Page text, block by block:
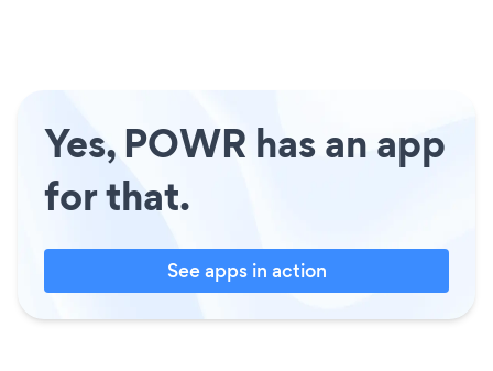
Yes, POWR has an app
for that.
See apps in action